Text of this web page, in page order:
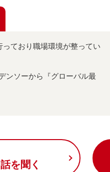
っており職場環境が整ってい
ンソーから『グローバル最
を聞く